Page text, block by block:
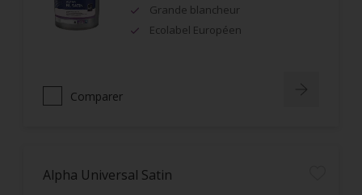
Grande blancheur
Ecolabel Européen
Comparer
Alpha Universal Satin